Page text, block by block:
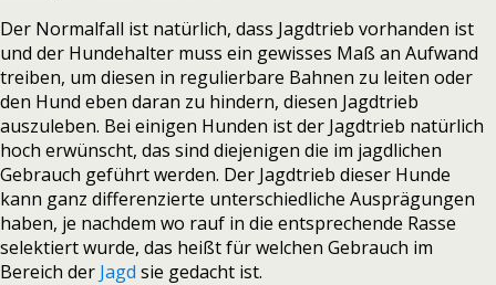
Der Normalfall ist natürlich, dass Jagdtrieb vorhanden ist
und der Hundehalter muss ein gewisses Maß an Aufwand
treiben, um diesen in regulierbare Bahnen zu leiten oder
den Hund eben daran zu hindern, diesen Jagdtrieb
auszuleben. Bei einigen Hunden ist der Jagdtrieb natürlich
hoch erwünscht, das sind diejenigen die im jagdlichen
Gebrauch geführt werden. Der Jagdtrieb dieser Hunde
kann ganz differenzierte unterschiedliche Ausprägungen
haben, je nachdem wo rauf in die entsprechende Rasse
selektiert wurde, das heißt für welchen Gebrauch im
Bereich der Jagd sie gedacht ist.